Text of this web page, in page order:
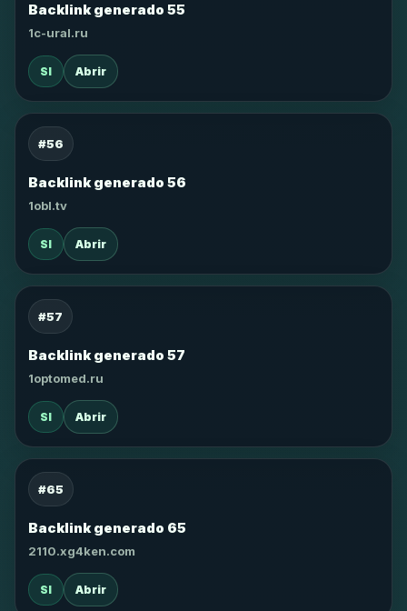
Backlink generado 55
1c-ural.ru
SI Abrir
#56
Backlink generado 56
1obl.tv
SI Abrir
#57
Backlink generado 57
1optomed.ru
SI Abrir
#65
Backlink generado 65
2110.xg4ken.com
SI Abrir